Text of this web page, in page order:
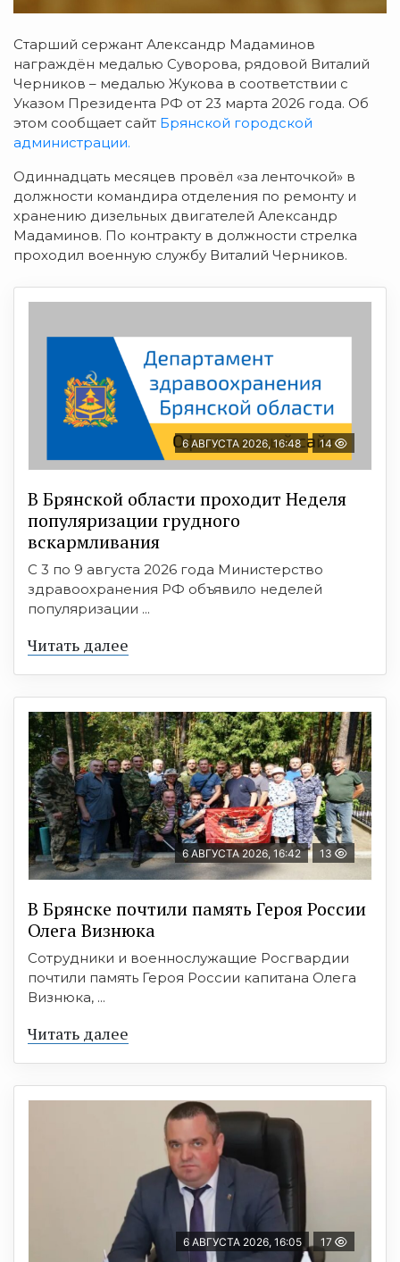
Старший сержант Александр Мадаминов
награждён медалью Суворова, рядовой Виталий
Черников – медалью Жукова в соответствии с
Указом Президента РФ от 23 марта 2026 года. Об
этом сообщает сайт Брянской городской
администрации.
Одиннадцать месяцев провёл «за ленточкой» в
должности командира отделения по ремонту и
хранению дизельных двигателей Александр
Мадаминов. По контракту в должности стрелка
проходил военную службу Виталий Черников.
6 АВГУСТА 2026, 16:48 14
В Брянской области проходит Неделя
популяризации грудного
вскармливания
С 3 по 9 августа 2026 года Министерство
здравоохранения РФ объявило неделей
популяризации ...
Читать далее
6 АВГУСТА 2026, 16:42 13
В Брянске почтили память Героя России
Олега Визнюка
Сотрудники и военнослужащие Росгвардии
почтили память Героя России капитана Олега
Визнюка, ...
Читать далее
6 АВГУСТА 2026, 16:05 17